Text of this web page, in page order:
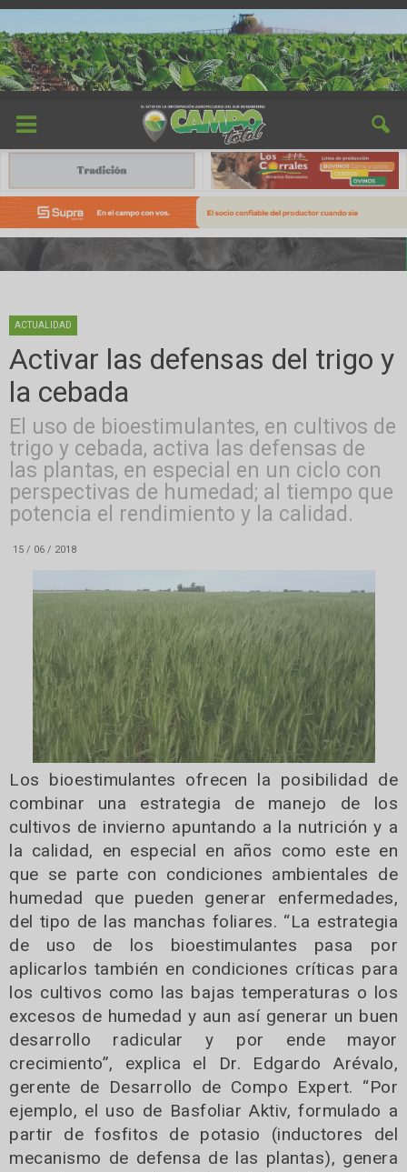
ACTUALIDAD
Activar las defensas del trigo y
la cebada
El uso de bioestimulantes, en cultivos de
trigo y cebada, activa las defensas de
las plantas, en especial en un ciclo con
perspectivas de humedad; al tiempo que
potencia el rendimiento y la calidad.
15 / 06 / 2018
Los bioestimulantes ofrecen la posibilidad de
combinar una estrategia de manejo de los
cultivos de invierno apuntando a la nutrición y a
la calidad, en especial en años como este en
que se parte con condiciones ambientales de
humedad que pueden generar enfermedades,
del tipo de las manchas foliares. “La estrategia
de uso de los bioestimulantes pasa por
aplicarlos también en condiciones críticas para
los cultivos como las bajas temperaturas o los
excesos de humedad y aun así generar un buen
desarrollo radicular y por ende mayor
crecimiento”, explica el Dr. Edgardo Arévalo,
gerente de Desarrollo de Compo Expert. “Por
ejemplo, el uso de Basfoliar Aktiv, formulado a
partir de fosfitos de potasio (inductores del
mecanismo de defensa de las plantas), genera